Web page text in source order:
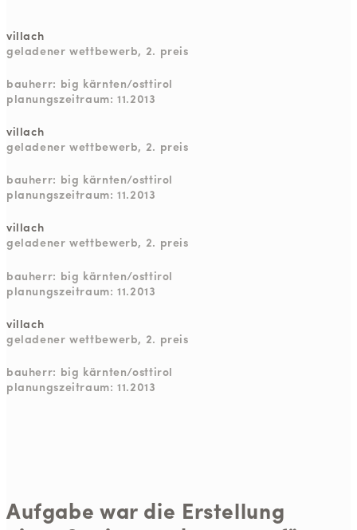
villach
geladener wettbewerb, 2. preis
bauherr: big kärnten/osttirol
planungszeitraum: 11.2013
villach
geladener wettbewerb, 2. preis
bauherr: big kärnten/osttirol
planungszeitraum: 11.2013
villach
geladener wettbewerb, 2. preis
bauherr: big kärnten/osttirol
planungszeitraum: 11.2013
villach
geladener wettbewerb, 2. preis
bauherr: big kärnten/osttirol
planungszeitraum: 11.2013
Aufgabe war die Erstellung